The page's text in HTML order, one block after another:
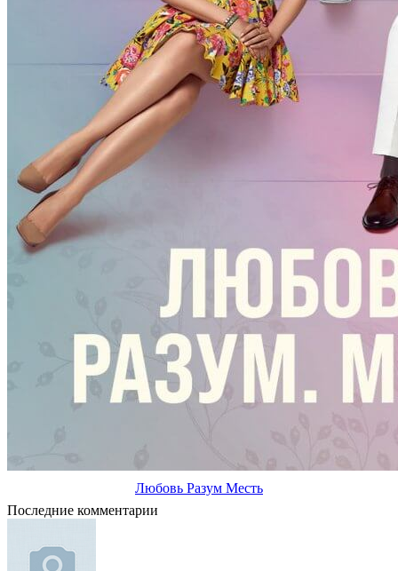
Любовь Разум Месть
Последние комментарии